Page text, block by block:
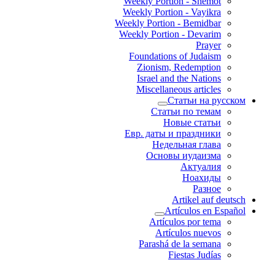
Weekly Portion - Vayikra
Weekly Portion - Bemidbar
Weekly Portion - Devarim
Prayer
Foundations of Judaism
Zionism, Redemption
Israel and the Nations
Miscellaneous articles
Статьи на русском
Статьи по темам
Новые статьи
Евр. даты и праздники
Недельная глава
Основы иудаизма
Актуалия
Ноахиды
Разное
Artikel auf deutsch
Artículos en Español
Artículos por tema
Artículos nuevos
Parashá de la semana
Fiestas Judías